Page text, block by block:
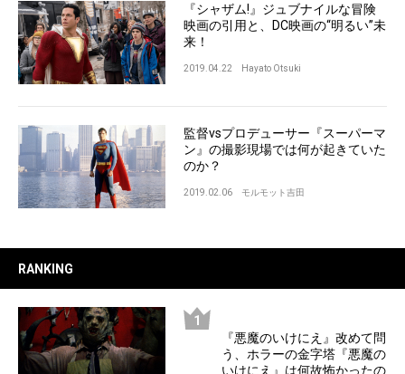
『シャザム!』ジュブナイルな冒険
映画の引用と、DC映画の“明るい”未
来！
2019.04.22 Hayato Otsuki
監督vsプロデューサー『スーパーマ
ン』の撮影現場では何が起きていた
のか？
2019.02.06 モルモット吉田
RANKING
『悪魔のいけにえ』改めて問
う、ホラーの金字塔『悪魔の
いけにえ』は何故怖かったの